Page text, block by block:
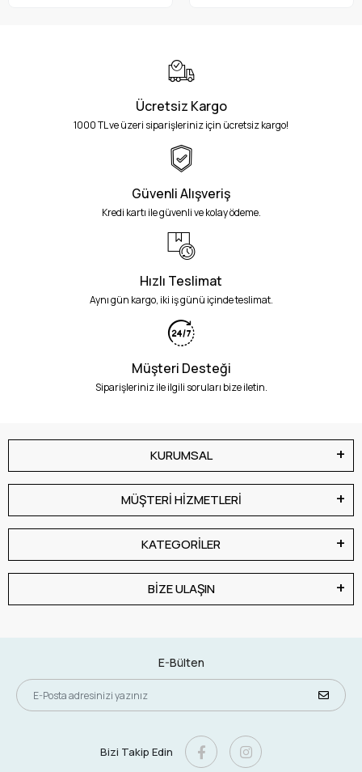
Ücretsiz Kargo
1000 TL ve üzeri siparişleriniz için ücretsiz kargo!
Güvenli Alışveriş
Kredi kartı ile güvenli ve kolay ödeme.
Hızlı Teslimat
Aynı gün kargo, iki iş günü içinde teslimat.
Müşteri Desteği
Siparişleriniz ile ilgili soruları bize iletin.
KURUMSAL
MÜŞTERİ HİZMETLERİ
KATEGORİLER
BİZE ULAŞIN
E-Bülten
Bizi Takip Edin